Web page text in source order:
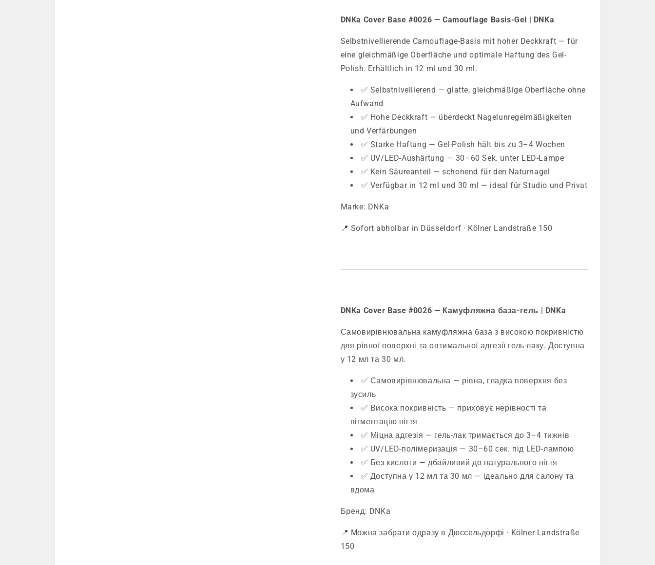
DNKa Cover Base #0026 — Camouflage Basis-Gel | DNKa
Selbstnivellierende Camouflage-Basis mit hoher Deckkraft — für
eine gleichmäßige Oberfläche und optimale Haftung des Gel-
Polish. Erhältlich in 12 ml und 30 ml.
✅ Selbstnivellierend — glatte, gleichmäßige Oberfläche ohne
Aufwand
✅ Hohe Deckkraft — überdeckt Nagelunregelmäßigkeiten
und Verfärbungen
✅ Starke Haftung — Gel-Polish hält bis zu 3–4 Wochen
✅ UV/LED-Aushärtung — 30–60 Sek. unter LED-Lampe
✅ Kein Säureanteil — schonend für den Naturnagel
✅ Verfügbar in 12 ml und 30 ml — ideal für Studio und Privat
Marke: DNKa
📍 Sofort abholbar in Düsseldorf · Kölner Landstraße 150
DNKa Cover Base #0026 — Камуфляжна база-гель | DNKa
Самовирівнювальна камуфляжна база з високою покривністю
для рівної поверхні та оптимальної адгезії гель-лаку. Доступна
у 12 мл та 30 мл.
✅ Самовирівнювальна — рівна, гладка поверхня без
зусиль
✅ Висока покривність — приховує нерівності та
пігментацію нігтя
✅ Міцна адгезія — гель-лак тримається до 3–4 тижнів
✅ UV/LED-полімеризація — 30–60 сек. під LED-лампою
✅ Без кислоти — дбайливий до натурального нігтя
✅ Доступна у 12 мл та 30 мл — ідеально для салону та
вдома
Бренд: DNKa
📍 Можна забрати одразу в Дюссельдорфі · Kölner Landstraße
150